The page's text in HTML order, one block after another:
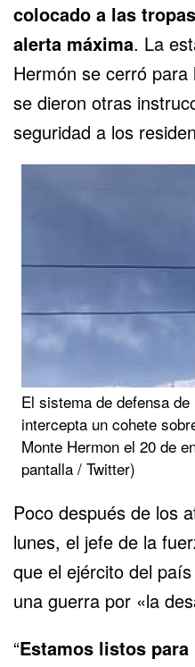
colocado a las
alerta máxima. La
Hermón se cerró
se dieron otras
seguridad a los
El sistema de defensa
intercepta un cohete
Monte Hermon el 20 de
pantalla / Twitter)
Poco después de los
lunes, el jefe de la
que el ejército del
una guerra por «la
“Estamos listos